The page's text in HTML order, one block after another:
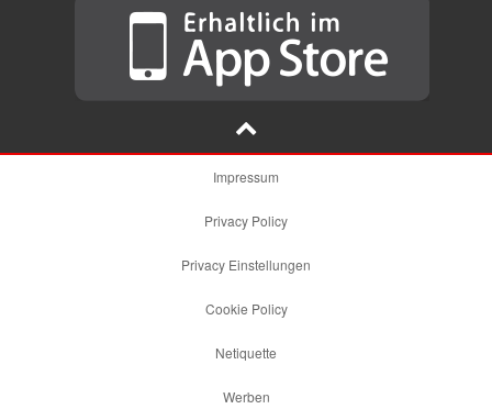
Impressum
Privacy Policy
Privacy Einstellungen
Cookie Policy
Netiquette
Werben